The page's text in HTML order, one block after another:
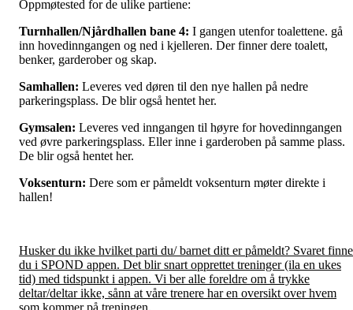
Oppmøtested for de ulike partiene:
Turnhallen/Njårdhallen bane 4: I gangen utenfor toalettene. gå
inn hovedinngangen og ned i kjelleren. Der finner dere toalett,
benker, garderober og skap.
Samhallen: Leveres ved døren til den nye hallen på nedre
parkeringsplass. De blir også hentet her.
Gymsalen: Leveres ved inngangen til høyre for hovedinngangen
ved øvre parkeringsplass. Eller inne i garderoben på samme plass.
De blir også hentet her.
Voksenturn: Dere som er påmeldt voksenturn møter direkte i
hallen!
Husker du ikke hvilket parti du/ barnet ditt er påmeldt? Svaret
du i SPOND appen. Det blir snart opprettet treninger (ila en ukes
tid) med tidspunkt i appen. Vi ber alle foreldre om å trykke
deltar/deltar ikke, sånn at våre trenere har en oversikt over hvem